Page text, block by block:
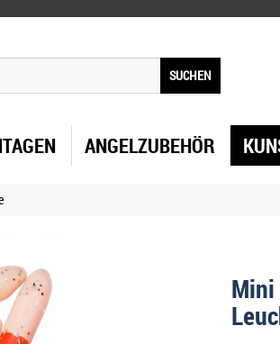
SUCHEN
ANGELZUBEHÖR